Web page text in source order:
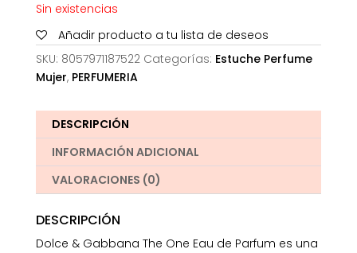
Sin existencias
Añadir producto a tu lista de deseos
SKU: 8057971187522 Categorías: Estuche Perfume
Mujer, PERFUMERIA
DESCRIPCIÓN
INFORMACIÓN ADICIONAL
VALORACIONES (0)
DESCRIPCIÓN
Dolce & Gabbana The One Eau de Parfum es una